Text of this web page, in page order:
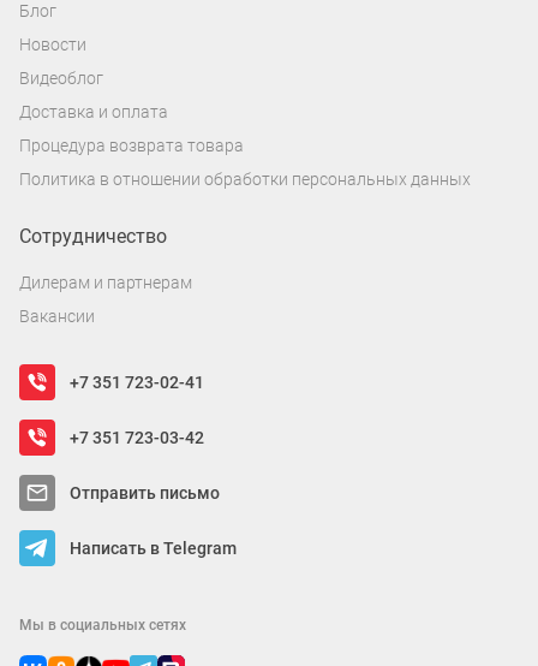
Блог
Новости
Видеоблог
Доставка и оплата
Процедура возврата товара
Политика в отношении обработки персональных данных
Сотрудничество
Дилерам и партнерам
Вакансии
+7 351 723-02-41
+7 351 723-03-42
Отправить письмо
Написать в Telegram
Мы в социальных сетях